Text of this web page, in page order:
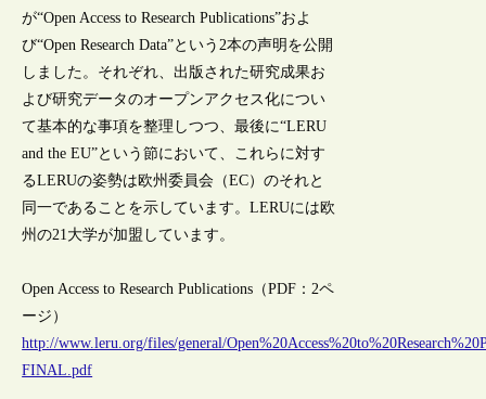
が“Open Access to Research Publications”およ
び“Open Research Data”という2本の声明を公開
しました。それぞれ、出版された研究成果お
よび研究データのオープンアクセス化につい
て基本的な事項を整理しつつ、最後に“LERU
and the EU”という節において、これらに対す
るLERUの姿勢は欧州委員会（EC）のそれと
同一であることを示しています。LERUには欧
州の21大学が加盟しています。
Open Access to Research Publications（PDF：2ペ
ージ）
http://www.leru.org/files/general/
FINAL.pdf